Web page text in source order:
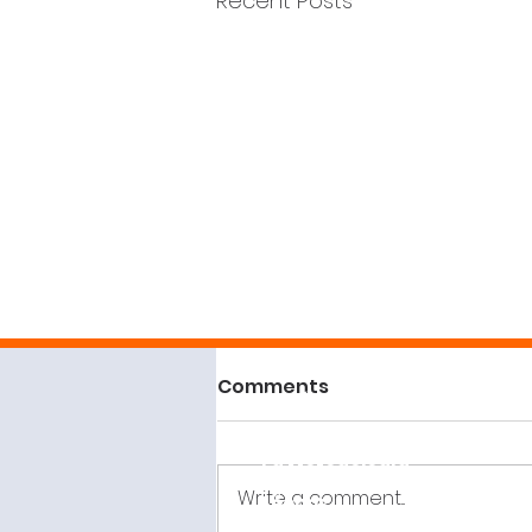
Comments
Write a comment...
Conócenos
La Metodología
Léenos